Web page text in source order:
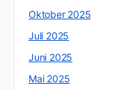
Oktober 2025
Juli 2025
Juni 2025
Mai 2025